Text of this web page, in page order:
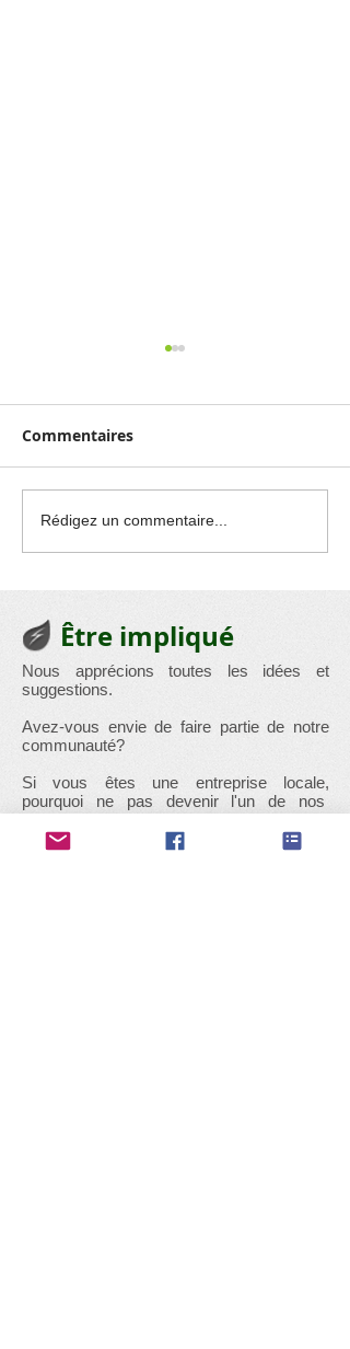
Exposition : Les
beautés révélées de
Commentaires
Rédigez un commentaire...
Être impliqué
Nous apprécions toutes les idées et
suggestions.
Avez-vous envie de faire partie de notre
communauté?
Si vous êtes une entreprise locale,
pourquoi ne pas devenir l'un de nos
sponsors et présenter votre entreprise sur
notre page entreprise.